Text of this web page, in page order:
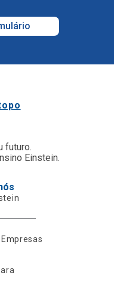
futuro.
Einstein.